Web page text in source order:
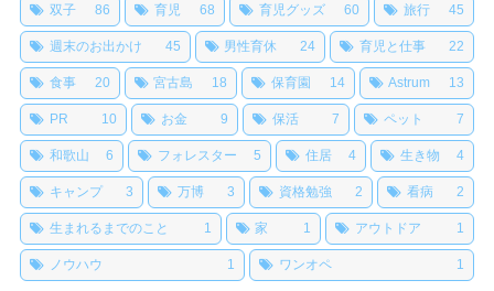
双子 86 育児 68 育児グッズ 60 旅行 45
週末のお出かけ 45 男性育休 24 育児と仕事 22
食事 20 宮古島 18 保育園 14 Astrum 13
PR 10 お金 9 保活 7 ペット 7
和歌山 6 フォレスター 5 住居 4 生き物 4
キャンプ 3 万博 3 資格勉強 2 看病 2
生まれるまでのこと 1 家 1 アウトドア 1
ノウハウ 1 ワンオペ 1